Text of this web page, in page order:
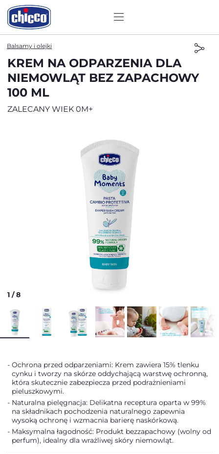
Balsamy i olejki
KREM NA ODPARZENIA DLA
NIEMOWLĄT BEZ ZAPACHOWY
100 ML
ZALECANY WIEK 0M+
1 /8
Ochrona przed odparzeniami: Krem zawiera 15% tlenku
cynku i tworzy na skórze oddychającą warstwę ochronną,
która skutecznie zabezpiecza przed podrażnieniami
pieluszkowymi.
Naturalna pielęgnacja: Delikatna receptura oparta w 99%
na składnikach pochodzenia naturalnego zapewnia
wysoką ochronę i wzmacnia barierę naskórkową.
Maksymalna łagodność: Produkt bezzapachowy (wolny od
perfum), idealny dla wrażliwej skóry niemowląt.